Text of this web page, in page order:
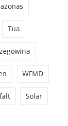
Tua
WFMD
Solar